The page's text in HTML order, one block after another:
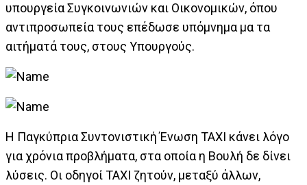
υπουργεία Συγκοινωνιών και Οικονομικών, όπου
αντιπροσωπεία τους επέδωσε υπόμνημα μα τα
αιτήματά τους, στους Υπουργούς.
Η Παγκύπρια Συντονιστική Ένωση ΤΑΧΙ κάνει λόγο
για χρόνια προβλήματα, στα οποία η Βουλή δε δίνει
λύσεις. Οι οδηγοί ΤΑΧΙ ζητούν, μεταξύ άλλων,